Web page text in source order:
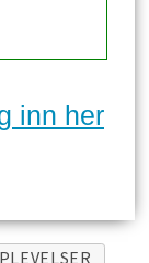
inn her